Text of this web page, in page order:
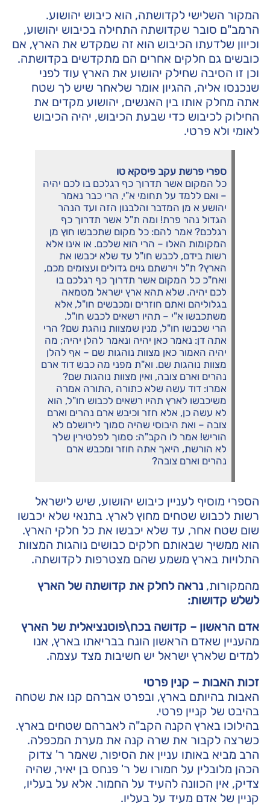
המקור השלישי לקדושתה, הוא כיבוש יהושוע.
הרמב"ם סובר שקדושתה התחילה בכיבוש יהושוע,
וכיוון שלדעתו הכיבוש הוא זה שמקדש את הארץ, אם
כובשים גם חלקים אחרים הם מתקדשים בקדושתה.
וכן זו הסיבה שחילק יהושוע את הארץ עוד לפני
שנכנסו אליה, ההגיון אומר שלאחר שיש לך שטח
אתה מחלק אותו בין האנשים, יהושוע מקדים את
החילוק לכיבוש כדי שבעת הכיבוש, יהיה הכיבוש
לאומי ולא פרטי.
ספרי פרשת עקב פיסקא טו
כל המקום אשר תדרוך כף רגלכם בו לכם יהיה
– ואם ללמד על תחומי א"י, הרי כבר נאמר
יהושע א מן המדבר והלבנון הזה ועד הנהר
הגדול נהר פרת! ומה ת"ל אשר תדרוך כף
רגלכם? אמר להם: כל מקום שתכבשו חוץ מן
המקומות האלו – הרי הוא שלכם. או אינו אלא
רשות בידם, לכבש חו"ל עד שלא יכבשו את
הארץ? ת"ל וירשתם גוים גדולים ועצומים מכם,
ואח"כ כל המקום אשר תדרוך כף רגלכם בו
לכם יהיה. שלא תהא ארץ ישראל מטמאה
בגלוליהם ואתם חוזרים ומכבשים חו"ל, אלא
משתכבשו א"י – תהיו רשאים לכבש חו"ל.
הרי שכבשו חו"ל, מנין שמצוות נוהגת שם? הרי
אתה דן: נאמר כאן יהיה ונאמר להלן יהיה; מה
יהיה האמור כאן מצוות נוהגות שם – אף להלן
מצוות נוהגות שם. וא"ת מפני מה כבש דוד ארם
נהרים וארם צובה, ואין מצוות נוהגות שם?
אמרו: דוד עשה שלא כתורה ,התורה אמרה
משיכבשו לארץ תהיו רשאים לכבוש חו"ל, הוא
לא עשה כן, אלא חזר וכיבש ארם נהרים וארם
צובה – ואת היבוסי שהיה סמוך לירושלם לא
הוריש! אמר לו הקב"ה: סמוך לפלטירין שלך
לא הורשת, היאך אתה חוזר ומכבש ארם
נהרים וארם צובה?
הספרי מוסיף לעניין כיבוש יהושוע, שיש לישראל
רשות לכבוש שטחים מחוץ לארץ. בתנאי שלא יכבשו
שום שטח אחר, עד שלא יכבשו את כל חלקי הארץ.
הוא ממשיך שבאותם חלקים כבושים נוהגות המצוות
התלויות בארץ משמע שהם מצטרפות לקדושתה.
מהמקורות, נראה לחלק את קדושתה של הארץ
לשלש קדושות:
אדם הראשון – קדושה בכח\פוטנציאלית של הארץ
מהעניין שאדם הראשון הונח בבריאתו בארץ, אנו
למדים שלארץ ישראל יש חשיבות מצד עצמה.
זכות האבות – קנין פרטי
האבות בהיותם בארץ, ובפרט אברהם קנו את שטחה
בהיבט של קניין פרטי.
בהילוכו בארץ הקנה הקב"ה לאברהם שטחים בארץ.
כשרצה לקבור את שרה קנה את מערת המכפלה.
הרב מביא באותו עניין את הסיפור, שאמר ר' צדוק
הכהן מלובלין על חמורו של ר' פנחס בן יאיר, שהיה
צדיק, אין הכוונה להעיד על החמור. אלא על בעליו,
קניין של אדם מעיד על בעליו.